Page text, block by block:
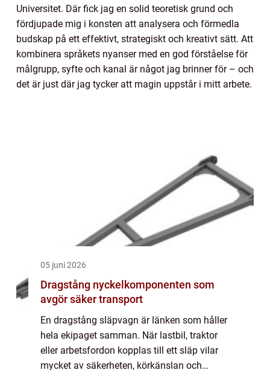
Universitet. Där fick jag en solid teoretisk grund och
fördjupade mig i konsten att analysera och förmedla
budskap på ett effektivt, strategiskt och kreativt sätt. Att
kombinera språkets nyanser med en god förståelse för
målgrupp, syfte och kanal är något jag brinner för – och
det är just där jag tycker att magin uppstår i mitt arbete.
05 juni 2026
Dragstång nyckelkomponenten som
avgör säker transport
En dragstång släpvagn är länken som håller
hela ekipaget samman. När lastbil, traktor
eller arbetsfordon kopplas till ett släp vilar
mycket av säkerheten, körkänslan och